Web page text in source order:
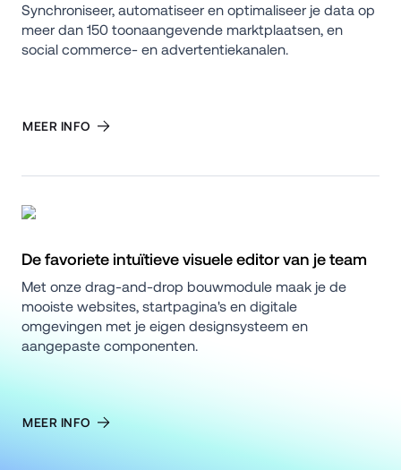
Synchroniseer, automatiseer en optimaliseer je data op
meer dan 150 toonaangevende marktplaatsen, en
social commerce- en advertentiekanalen.
MEER INFO
De favoriete intuïtieve visuele editor van je team
Met onze drag-and-drop bouwmodule maak je de
mooiste websites, startpagina's en digitale
omgevingen met je eigen designsysteem en
aangepaste componenten.
MEER INFO